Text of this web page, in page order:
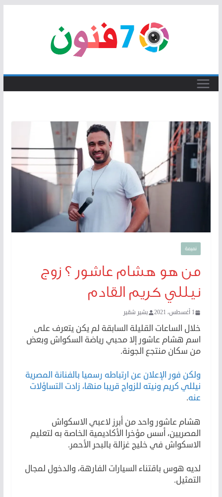
نميمة
من هو هشام عاشور ؟ زوج
نيللي كريم القادم
1 أغسطس، 2021 بشير شقير
خلال الساعات القليلة السابقة لم يكن يتعرف على
اسم هشام عاشور إلا محبي رياضة السكواش وبعض
من سكان منتجع الجونة.
ولكن فور الإعلان عن ارتباطه رسميا بالفنانة المصرية
نيللي كريم ونيته للزواج قريبا منها، زادت التساؤلات
عنه.
هشام عاشور واحد من أبرز لاعبي الاسكواش
المصريين، أسس مؤخرا الأكاديمية الخاصة به لتعليم
الاسكواش في خليج غزالة بالبحر الأحمر.
لديه هوس باقتناء السيارات الفارهة، والدخول لمجال
التمثيل.